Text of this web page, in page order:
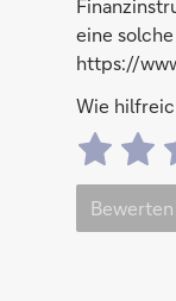
eine
https://
Wie
Bewerten